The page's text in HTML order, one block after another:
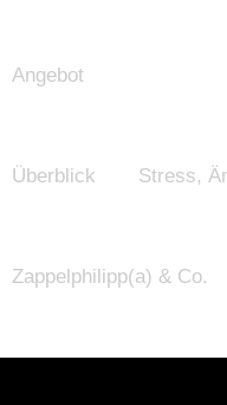
Angebot
Überblick Stress,
Zappelphilipp(a) & Co.